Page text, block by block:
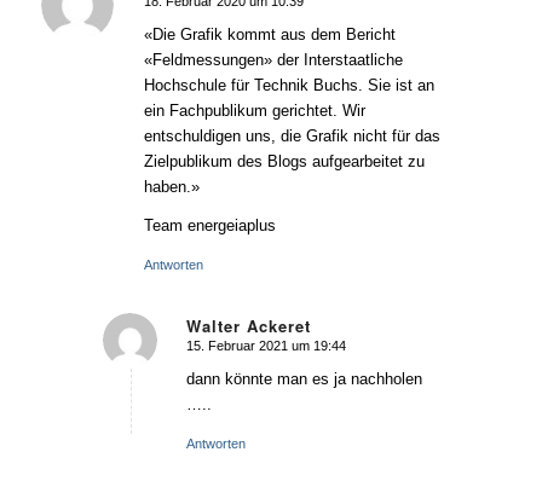
sagte:
«Die Grafik kommt aus dem Bericht
«Feldmessungen» der Interstaatliche
Hochschule für Technik Buchs. Sie ist an
ein Fachpublikum gerichtet. Wir
entschuldigen uns, die Grafik nicht für das
Zielpublikum des Blogs aufgearbeitet zu
haben.»
Team energeiaplus
Antworten
Walter Ackeret
sagte:
15. Februar 2021 um 19:44
dann könnte man es ja nachholen
Antworten